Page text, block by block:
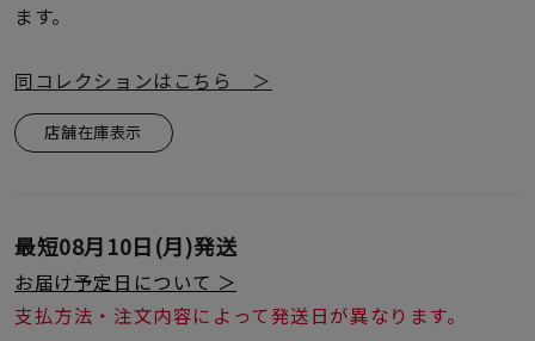
ます。
同コレクションはこちら ＞
店舗在庫表示
最短08月10日(月)発送
お届け予定日について ＞
支払方法・注文内容によって発送日が異なります。